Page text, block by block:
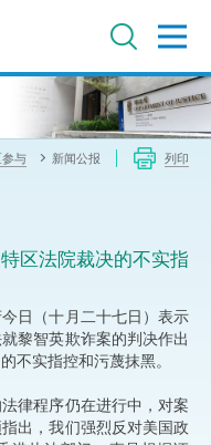
与 新闻公报 列印
区法院裁决的不实指
日（十月二十七日）表示
黎智英欺诈案的判决作出
不实指控和污蔑抹黑。
律程序仍在进行中，对案
出，我们强烈反对美国政